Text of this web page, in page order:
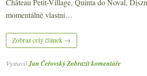
Château Petit-Village, Quinta do Noval,
momentálně vlastní…
Zobraz celý článek →
VystavilJan ČeřovskýZobrazit komentáře